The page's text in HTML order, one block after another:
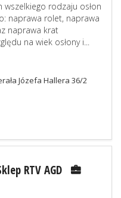
rodzaju osłon
naprawa rolet, naprawa
naprawa krat
na wiek osłony i...
Józefa Hallera 36/2
RTV AGD